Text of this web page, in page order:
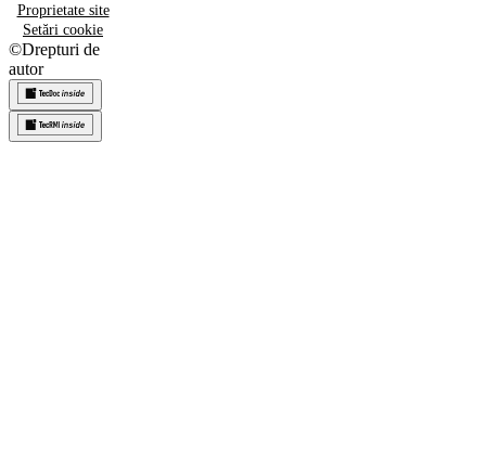
Proprietate site
Setări cookie
©Drepturi de
autor